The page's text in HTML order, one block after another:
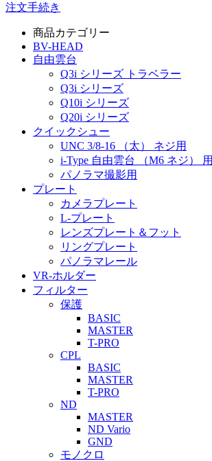
注文手続き
商品カテゴリー
BV-HEAD
自由雲台
Q3i シリーズ トラベラー
Q3i シリーズ
Q10i シリーズ
Q20i シリーズ
クイックシュー
UNC 3/8-16 （太） ネジ用
i-Type 自由雲台 （M6 ネジ） 用
パノラマ撮影用
プレート
カメラプレート
L-プレート
レンズプレート＆フット
リングプレート
パノラマレール
VR-ホルダー
フィルター
保護
BASIC
MASTER
T-PRO
CPL
BASIC
MASTER
T-PRO
ND
MASTER
ND Vario
GND
モノクロ